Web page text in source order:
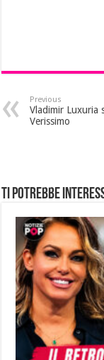
Previous
Vladimir Luxuria
Verissimo
Ti potrebbe